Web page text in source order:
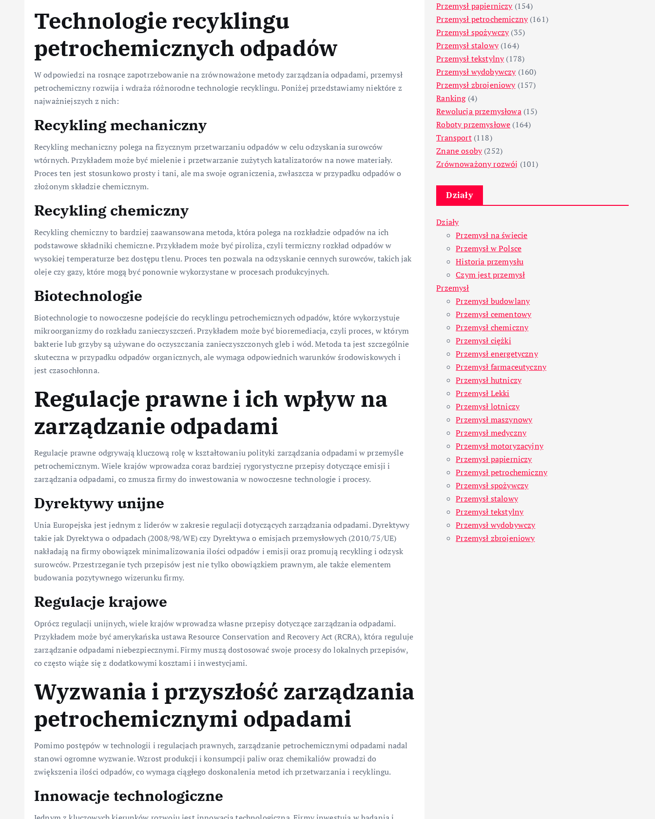
Technologie recyklingu
petrochemicznych odpadów
W odpowiedzi na rosnące zapotrzebowanie na zrównoważone metody zarządzania odpadami, przemysł
petrochemiczny rozwija i wdraża różnorodne technologie recyklingu. Poniżej przedstawiamy niektóre z
najważniejszych z nich:
Recykling mechaniczny
Recykling mechaniczny polega na fizycznym przetwarzaniu odpadów w celu odzyskania surowców
wtórnych. Przykładem może być mielenie i przetwarzanie zużytych katalizatorów na nowe materiały.
Proces ten jest stosunkowo prosty i tani, ale ma swoje ograniczenia, zwłaszcza w przypadku odpadów o
złożonym składzie chemicznym.
Recykling chemiczny
Recykling chemiczny to bardziej zaawansowana metoda, która polega na rozkładzie odpadów na ich
podstawowe składniki chemiczne. Przykładem może być piroliza, czyli termiczny rozkład odpadów w
wysokiej temperaturze bez dostępu tlenu. Proces ten pozwala na odzyskanie cennych surowców, takich jak
oleje czy gazy, które mogą być ponownie wykorzystane w procesach produkcyjnych.
Biotechnologie
Biotechnologie to nowoczesne podejście do recyklingu petrochemicznych odpadów, które wykorzystuje
mikroorganizmy do rozkładu zanieczyszczeń. Przykładem może być bioremediacja, czyli proces, w którym
bakterie lub grzyby są używane do oczyszczania zanieczyszczonych gleb i wód. Metoda ta jest szczególnie
skuteczna w przypadku odpadów organicznych, ale wymaga odpowiednich warunków środowiskowych i
jest czasochłonna.
Regulacje prawne i ich wpływ na
zarządzanie odpadami
Regulacje prawne odgrywają kluczową rolę w kształtowaniu polityki zarządzania odpadami w przemyśle
petrochemicznym. Wiele krajów wprowadza coraz bardziej rygorystyczne przepisy dotyczące emisji i
zarządzania odpadami, co zmusza firmy do inwestowania w nowoczesne technologie i procesy.
Dyrektywy unijne
Unia Europejska jest jednym z liderów w zakresie regulacji dotyczących zarządzania odpadami. Dyrektywy
takie jak Dyrektywa o odpadach (2008/98/WE) czy Dyrektywa o emisjach przemysłowych (2010/75/UE)
nakładają na firmy obowiązek minimalizowania ilości odpadów i emisji oraz promują recykling i odzysk
surowców. Przestrzeganie tych przepisów jest nie tylko obowiązkiem prawnym, ale także elementem
budowania pozytywnego wizerunku firmy.
Regulacje krajowe
Oprócz regulacji unijnych, wiele krajów wprowadza własne przepisy dotyczące zarządzania odpadami.
Przykładem może być amerykańska ustawa Resource Conservation and Recovery Act (RCRA), która reguluje
zarządzanie odpadami niebezpiecznymi. Firmy muszą dostosować swoje procesy do lokalnych przepisów,
co często wiąże się z dodatkowymi kosztami i inwestycjami.
Wyzwania i przyszłość zarządzania
petrochemicznymi odpadami
Pomimo postępów w technologii i regulacjach prawnych, zarządzanie petrochemicznymi odpadami nadal
stanowi ogromne wyzwanie. Wzrost produkcji i konsumpcji paliw oraz chemikaliów prowadzi do
zwiększenia ilości odpadów, co wymaga ciągłego doskonalenia metod ich przetwarzania i recyklingu.
Innowacje technologiczne
Przemysł papierniczy(154)
Przemysł petrochemiczny(161)
Przemysł spożywczy(35)
Przemysł stalowy(164)
Przemysł tekstylny(178)
Przemysł wydobywczy(160)
Przemysł zbrojeniowy(157)
Ranking(4)
Rewolucja przemysłowa(15)
Roboty przemysłowe (164)
Transport(118)
Znane osoby(252)
Zrównoważony rozwój (101)
Działy
Działy
Przemysł na świecie
Przemysł w Polsce
Historia przemysłu
Czym jest przemysł
Przemysł
Przemysł budowlany
Przemysł cementowy
Przemysł chemiczny
Przemysł ciężki
Przemysł energetyczny
Przemysł farmaceutyczny
Przemysł hutniczy
Przemysł Lekki
Przemysł lotniczy
Przemysł maszynowy
Przemysł medyczny
Przemysł motoryzacyjny
Przemysł papierniczy
Przemysł petrochemiczny
Przemysł spożywczy
Przemysł stalowy
Przemysł tekstylny
Przemysł wydobywczy
Przemysł zbrojeniowy